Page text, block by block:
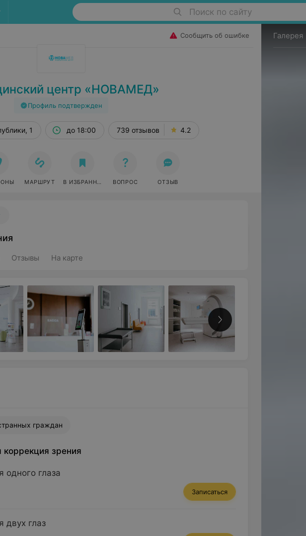
Поиск по сайту
Сообщить об ошибке
центр «НОВАМЕД»
Профиль подтвержден
1 до 18:00 739 отзывов 4.2
МАРШРУТ В ИЗБРАННОЕ ВОПРОС ОТЗЫВ
Отзывы На карте
граждан
коррекция зрения
одного глаза
Записаться
двух глаз
Галерея